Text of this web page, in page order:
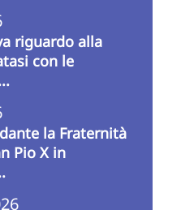
riguardo alla
con le
la Fraternità
Pio X in